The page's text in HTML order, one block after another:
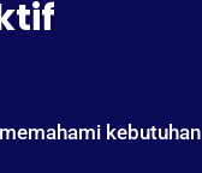
kebutuhan